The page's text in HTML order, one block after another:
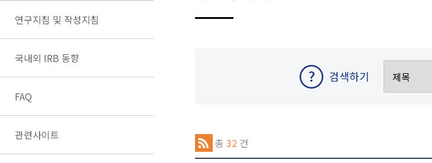
연구지침 및 작성지침
국내외 IRB 동향
FAQ
관련사이트
검색하기
총 32 건